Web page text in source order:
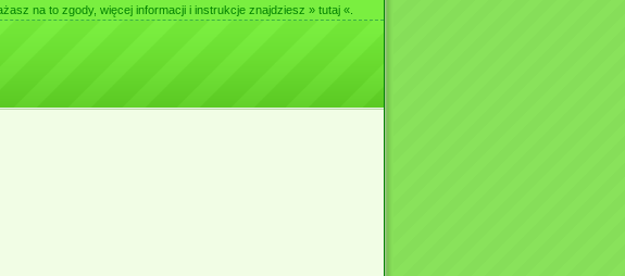
na to zgody, więcej informacji i instrukcje znajdziesz » tutaj «